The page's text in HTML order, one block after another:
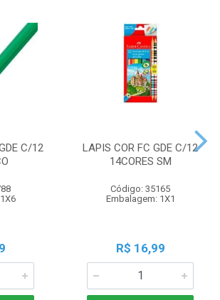
C/12
LAPIS COR FC GDE C/12
14CORES SM
Código: 35165
Embalagem: 1X1
R$ 16,99